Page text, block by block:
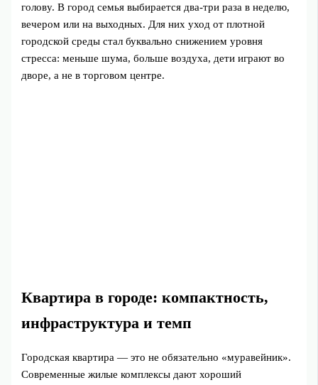
голову. В город семья выбирается два-три раза в неделю,
вечером или на выходных. Для них уход от плотной
городской среды стал буквально снижением уровня
стресса: меньше шума, больше воздуха, дети играют во
дворе, а не в торговом центре.
Квартира в городе: компактность,
инфраструктура и темп
Городская квартира — это не обязательно «муравейник».
Современные жилые комплексы дают хороший